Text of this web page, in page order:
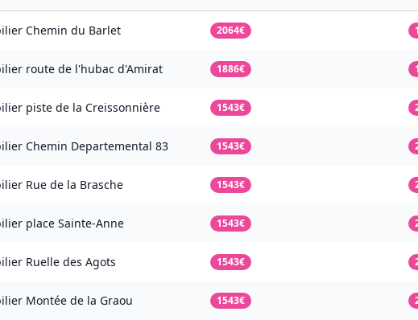
Chemin du Barlet 2064€
route de l'hubac d'Amirat 1886€
piste de la Creissonnière 1543€
Chemin Departemental 83 1543€
Rue de la Brasche 1543€
place Sainte-Anne 1543€
Ruelle des Agots 1543€
Montée de la Graou 1543€